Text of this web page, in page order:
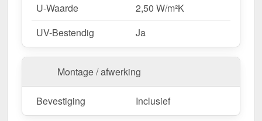
U-Waarde
2,50 W/m²K
UV-Bestendig
Ja
Montage / afwerking
Bevestiging Inclusief